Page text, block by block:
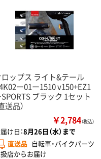
ロップス ライト&テール
ー01ー1510 v150+EZ1
ブラック 1セット
送品）
￥2,784（税込）
け日：8月26日（水）まで
直送品 自転車・バイクパーツ
店からお届け